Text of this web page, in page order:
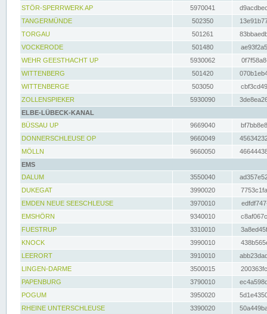
STÖR-SPERRWERK AP 5970041
TANGERMÜNDE
502350
TORGAU
501261
VOCKERODE
501480
WEHR GEESTHACHT UP
5930062
WITTENBERG
501420
WITTENBERGE
503050
ZOLLENSPIEKER
5930090
ELBE-LÜBECK-KANAL
BÜSSAU UP
9669040
DONNERSCHLEUSE OP
9660049
MÖLLN
9660050
EMS
DALUM
3550040
DUKEGAT
3990020
EMDEN NEUE SEESCHLEUSE
3970010
EMSHÖRN
9340010
FUESTRUP
3310010
KNOCK
3990010
LEERORT
3910010
LINGEN-DARME
3500015
PAPENBURG
3790010
POGUM
3950020
RHEINE UNTERSCHLEUSE
3390020